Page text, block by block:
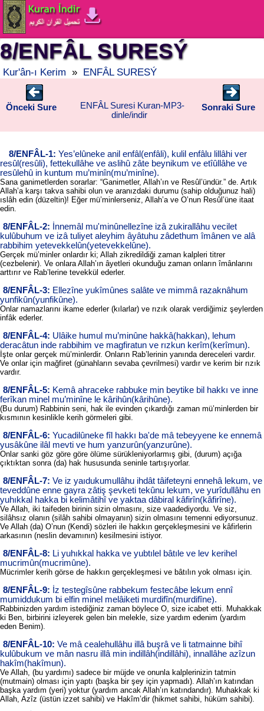
8/ENFÂL SURESÝ
Kur'ân-ı Kerim » ENFÂL SURESÝ
Önceki Sure Sonraki Sure
ENFÂL Suresi Kuran-MP3-
dinle/indir
8/ENFÂL-1: Yes’elûneke anil enfâl(enfâli), kulil enfâlu lillâhi ver
resûl(resûli), fettekullâhe ve aslihû zâte beynikum ve etîûllâhe ve
resûlehû in kuntum mu’minîn(mu’minîne).
Sana ganimetlerden sorarlar: “Ganimetler, Allah’ın ve Resûl’ündür.” de. Artık
Allah’a karşı takva sahibi olun ve aranızdaki durumu (sahip olduğunuz hali)
ıslâh edin (düzeltin)! Eğer mü’minlerseniz, Allah’a ve O’nun Resûl’üne itaat
edin.
8/ENFÂL-2: İnnemâl mu'minûnellezîne izâ zukirallâhu vecilet
kulûbuhum ve izâ tuliyet aleyhim âyâtuhu zâdethum îmânen ve alâ
rabbihim yetevekkelûn(yetevekkelûne).
Gerçek mü’minler onlardır ki; Allah zikredildiği zaman kalpleri titrer
(cezbelenir). Ve onlara Allah’ın âyetleri okunduğu zaman onların îmânlarını
arttırır ve Rab’lerine tevekkül ederler.
8/ENFÂL-3: Ellezîne yukîmûnes salâte ve mimmâ razaknâhum
yunfikûn(yunfikûne).
Onlar namazlarını ikame ederler (kılarlar) ve rızık olarak verdiğimiz şeylerden
infâk ederler.
8/ENFÂL-4: Ulâike humul mu’minûne hakkâ(hakkan), lehum
deracâtun inde rabbihim ve magfiratun ve rızkun kerîm(kerîmun).
İşte onlar gerçek mü’minlerdir. Onların Rab’lerinin yanında dereceleri vardır.
Ve onlar için mağfiret (günahların sevaba çevrilmesi) vardır ve kerim bir rızık
vardır.
8/ENFÂL-5: Kemâ ahraceke rabbuke min beytike bil hakkı ve inne
ferîkan minel mu’minîne le kârihûn(kârihûne).
(Bu durum) Rabbinin seni, hak ile evinden çıkardığı zaman mü’minlerden bir
kısmının kesinlikle kerih görmeleri gibi.
8/ENFÂL-6: Yucadilûneke fîl hakkı ba'de mâ tebeyyene ke ennemâ
yusâkûne ilâl mevti ve hum yanzurûn(yanzurûne).
Onlar sanki göz göre göre ölüme sürükleniyorlarmış gibi, (durum) açığa
çıktıktan sonra (da) hak hususunda seninle tartışıyorlar.
8/ENFÂL-7: Ve iz yaıdukumullâhu ihdât tâifeteyni ennehâ lekum, ve
teveddûne enne gayra zâtiş şevketi tekûnu lekum, ve yurîdullâhu en
yuhıkkal hakka bi kelimâtihî ve yaktaa dâbiral kâfirîn(kâfirîne).
Ve Allah, iki taifeden birinin sizin olmasını, size vaadediyordu. Ve siz,
silâhsız olanın (silâh sahibi olmayanın) sizin olmasını temenni ediyorsunuz.
Ve Allah (da) O’nun (Kendi) sözleri ile hakkın gerçekleşmesini ve kâfirlerin
arkasının (neslin devamının) kesilmesini istiyor.
8/ENFÂL-8: Li yuhıkkal hakka ve yubtılel bâtıle ve lev kerihel
mucrimûn(mucrimûne).
Mücrimler kerih görse de hakkın gerçekleşmesi ve bâtılın yok olması için.
8/ENFÂL-9: İz testegîsûne rabbekum festecâbe lekum ennî
mumiddukum bi elfin minel melâiketi murdifîn(murdifîne).
Rabbinizden yardım istediğiniz zaman böylece O, size icabet etti. Muhakkak
ki Ben, birbirini izleyerek gelen bin melekle, size yardım edenim (yardım
eden Benim).
8/ENFÂL-10: Ve mâ cealehullâhu illâ buşrâ ve li tatmainne bihî
kulûbukum ve mân nasru illâ min indillâh(indillâhi), innallâhe azîzun
hakîm(hakîmun).
Ve Allah, (bu yardımı) sadece bir müjde ve onunla kalplerinizin tatmin
(mutmain) olması için yaptı (başka bir şey için yapmadı). Allah’ın katından
başka yardım (yeri) yoktur (yardım ancak Allah’ın katındandır). Muhakkak ki
Allah, Azîz (üstün izzet sahibi) ve Hakîm’dir (hikmet sahibi, hüküm sahibi).